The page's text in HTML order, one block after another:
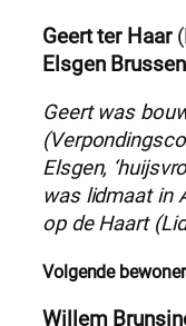
Geert ter Haar
Elsgen Brussen
Geert was
Elsgen,
was lidmaat in
op de Haart
Volgende
Willem